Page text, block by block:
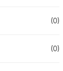
(0)
(0)